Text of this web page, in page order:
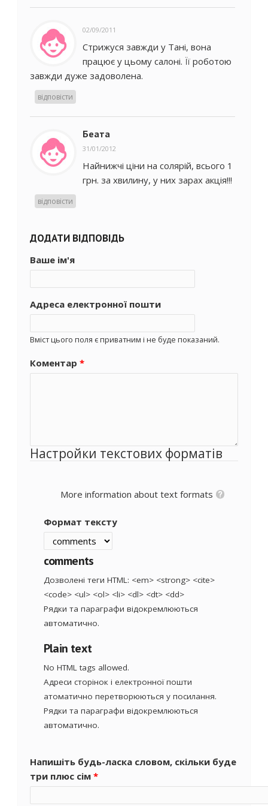
02/09/2011
Стрижуся завжди у Тані, вона
працює у цьому салоні. Її роботою
завжди дуже задоволена.
відповісти
Беата
31/01/2012
Найнижчі ціни на солярій, всього 1
грн. за хвилину, у них зарах акція!!!
відповісти
ДОДАТИ ВІДПОВІДЬ
Ваше ім'я
Адреса електронної пошти
Вміст цього поля є приватним і не буде показаний.
Коментар *
Настройки текстових форматів
More information about text formats
Формат тексту
comments
Дозволені теги HTML: <em> <strong> <cite>
<code> <ul> <ol> <li> <dl> <dt> <dd>
Рядки та параграфи відокремлюються
автоматично.
Plain text
No HTML tags allowed.
Адреси сторінок і електронної пошти
атоматично перетворюються у посилання.
Рядки та параграфи відокремлюються
автоматично.
Напишіть будь-ласка словом, скільки буде
три плюс сім *